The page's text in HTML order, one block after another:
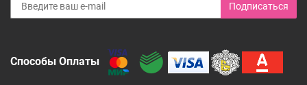
Подписаться
Способы Оплаты